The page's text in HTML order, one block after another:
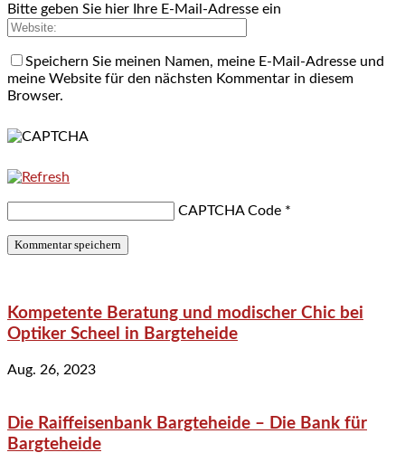
Bitte geben Sie hier Ihre E-Mail-Adresse ein
Speichern Sie meinen Namen, meine E-Mail-Adresse und
meine Website für den nächsten Kommentar in diesem
Browser.
CAPTCHA Code *
Kompetente Beratung und modischer Chic bei
Optiker Scheel in Bargteheide
Aug. 26, 2023
Die Raiffeisenbank Bargteheide – Die Bank für
Bargteheide